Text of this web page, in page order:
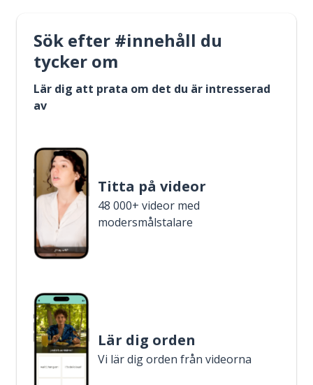
Sök efter #innehåll du
tycker om
Lär dig att prata om det du är intresserad
av
Titta på videor
48 000+ videor med
modersmålstalare
Lär dig orden
Vi lär dig orden från videorna